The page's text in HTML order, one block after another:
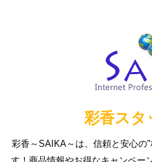
彩香スタ
彩香～SAIKA～は、信頼と安心の